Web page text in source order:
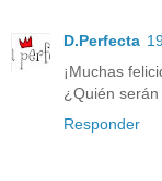
D.Perfecta
¡Muchas
¿Quién serán
Responder